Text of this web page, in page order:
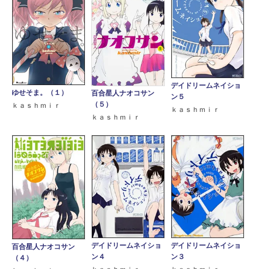
ゆせそま。（１）
ｋａｓｈｍｉｒ
百合星人ナオコサン
（５）
ｋａｓｈｍｉｒ
デイドリームネイショ
ン５
ｋａｓｈｍｉｒ
百合星人ナオコサン
（４）
デイドリームネイショ
ン４
デイドリームネイショ
ン３